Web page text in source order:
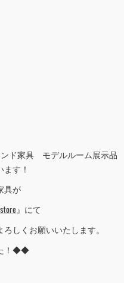
ド家具 モデルルーム展示品
す！
具が
』にて
しくお願いいたします。
！◆◆